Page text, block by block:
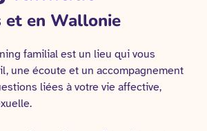
et en Wallonie
familial est un lieu qui vous
une écoute et un accompagnement
liées à votre vie affective,